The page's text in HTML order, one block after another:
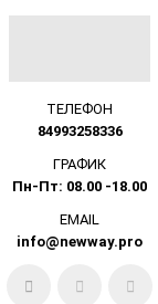
ТЕЛЕФОН
84993258336
ГРАФИК
Пн-Пт: 08.00 -18.00
EMAIL
info@newway.pro